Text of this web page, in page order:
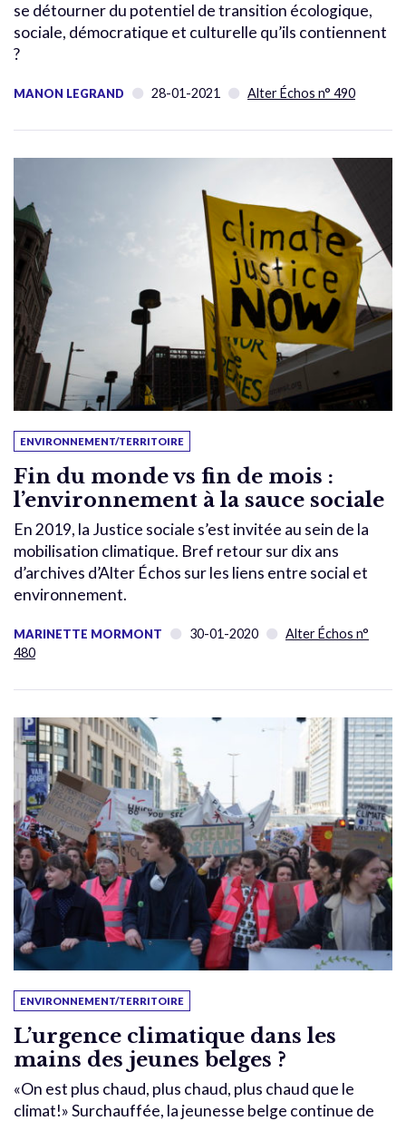
se détourner du potentiel de transition écologique,
sociale, démocratique et culturelle qu’ils contiennent
?
MANON LEGRAND 28-01-2021 Alter Échos n° 490
ENVIRONNEMENT/TERRITOIRE
Fin du monde vs fin de mois :
l’environnement à la sauce sociale
En 2019, la Justice sociale s’est invitée au sein de la
mobilisation climatique. Bref retour sur dix ans
d’archives d’Alter Échos sur les liens entre social et
environnement.
MARINETTE MORMONT 30-01-2020
Alter Échos n°
480
ENVIRONNEMENT/TERRITOIRE
L’urgence climatique dans les
mains des jeunes belges ?
«On est plus chaud, plus chaud, plus chaud que le
climat!» Surchauffée, la jeunesse belge continue de